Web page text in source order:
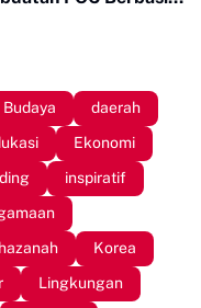
Budaya
daerah
Ekonomi
inspiratif
Korea
Lingkungan